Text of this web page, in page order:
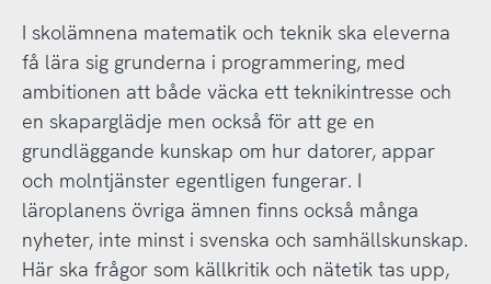
I skolämnena matematik och teknik ska eleverna
få lära sig grunderna i programmering, med
ambitionen att både väcka ett teknikintresse och
en skaparglädje men också för att ge en
grundläggande kunskap om hur datorer, appar
och molntjänster egentligen fungerar. I
läroplanens övriga ämnen finns också många
nyheter, inte minst i svenska och samhällskunskap.
Här ska frågor som källkritik och nätetik tas upp,